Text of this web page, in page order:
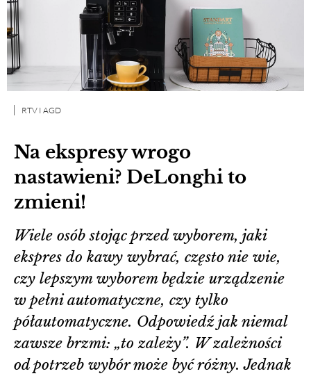
Na ekspresy wrogo
nastawieni? DeLonghi to
zmieni!
RTV I AGD
Wiele osób stojąc przed wyborem, jaki
ekspres do kawy wybrać, często nie wie,
czy lepszym wyborem będzie urządzenie
w pełni automatyczne, czy tylko
półautomatyczne. Odpowiedź jak niemal
zawsze brzmi: „to zależy”. W zależności
od potrzeb wybór może być różny. Jednak